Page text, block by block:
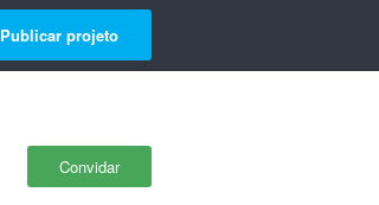
Publicar projeto
Convidar